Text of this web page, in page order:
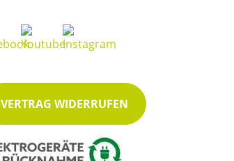
VERTRAG WIDERRUFEN